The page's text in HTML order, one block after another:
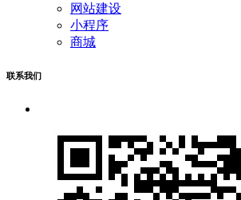
网站建设
小程序
商城
联系我们